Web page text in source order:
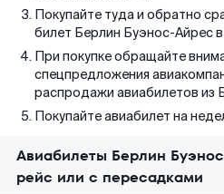
Покупайте туда и обратно
билет Берлин Буэнос-Айрес
При покупке обращайте
спецпредложения
распродажи авиабилетов из
Покупайте авиабилет на
Авиабилеты Берлин
рейс или с пересадками